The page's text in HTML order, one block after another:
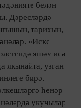
белән
Дәресләрдә
тарихын,
«Иске
яшәү исә
якынайта, узган
бирә.
һөнәр
укучылар